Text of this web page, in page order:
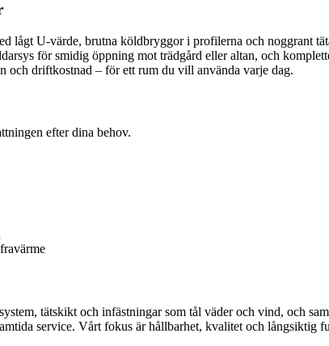
lågt U-värde, brutna köldbryggor i profilerna och noggrant
för smidig öppning mot trädgård eller altan, och
och driftkostnad – för ett rum du vill använda varje dag.
efter dina behov.
tätskikt och infästningar som tål väder och vind, och
service. Vårt fokus är hållbarhet, kvalitet och långsiktig